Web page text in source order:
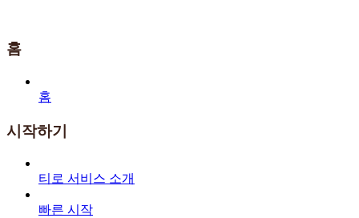
홈
홈
시작하기
티로 서비스 소개
빠른 시작